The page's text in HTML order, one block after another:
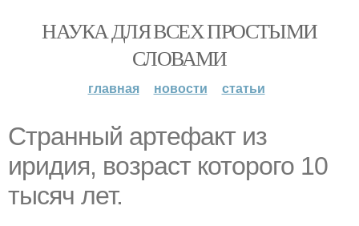
НАУКА ДЛЯ ВСЕХ ПРОСТЫМИ
СЛОВАМИ
главная новости статьи
Странный артефакт из
иридия, возраст которого 10
тысяч лет.